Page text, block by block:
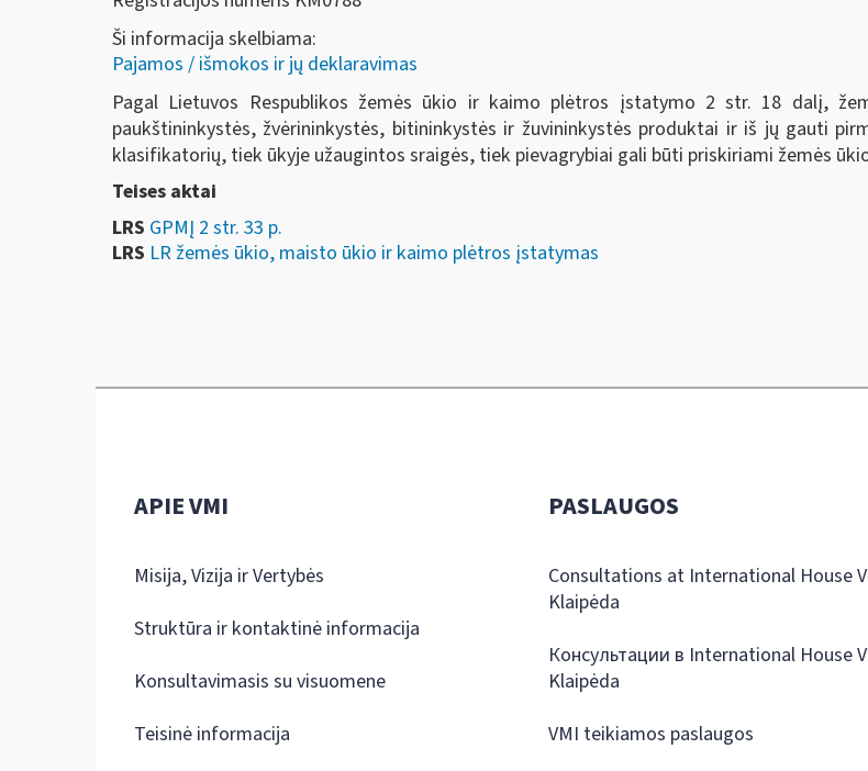
Ši informacija skelbiama:
Pajamos / išmokos ir jų deklaravimas
Pagal Lietuvos Respublikos žemės ūkio ir kaimo plėtros įstatymo 2 str. 18 dalį,
paukštininkystės, žvėrininkystės, bitininkystės ir žuvininkystės produktai ir iš jų gauti
klasifikatorių, tiek ūkyje užaugintos sraigės, tiek pievagrybiai gali būti priskiriami žemės
Teises aktai
LRS GPMĮ 2 str. 33 p.
LRS LR žemės ūkio, maisto ūkio ir kaimo plėtros įstatymas
APIE VMI
Misija, Vizija ir Vertybės
Struktūra ir kontaktinė informacija
Konsultavimasis su visuomene
Teisinė informacija
PASLAUGOS
Consultations at International House
Klaipėda
Консультации в International House
Klaipėda
VMI teikiamos paslaugos